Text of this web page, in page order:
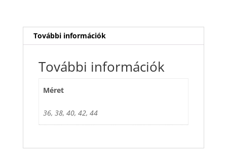
További információk
További információk
Méret
36, 38, 40, 42, 44